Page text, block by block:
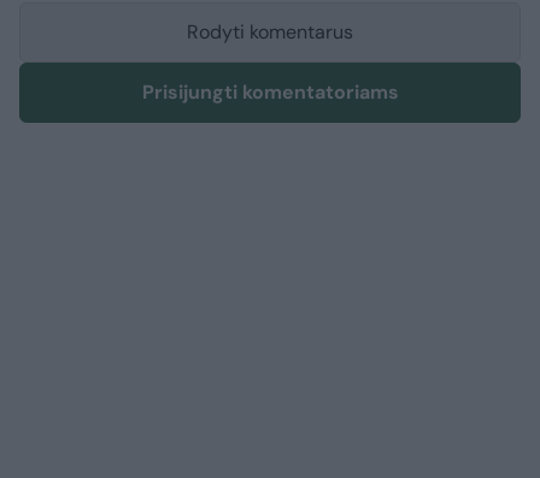
Rodyti komentarus
Prisijungti komentatoriams